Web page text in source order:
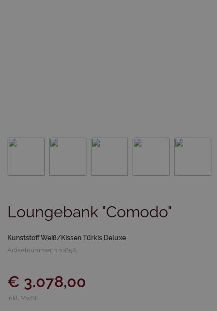
Loungebank "Comodo"
Kunststoff Weiß/Kissen Türkis Deluxe
Artikelnummer: 120858
€ 3.078,00
inkl. MwSt.